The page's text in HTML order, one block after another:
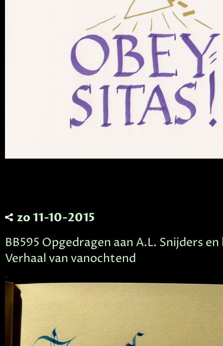
zo 11-10-2015
BB595 Opgedragen aan A.L. Snijders
Verhaal van vanochtend